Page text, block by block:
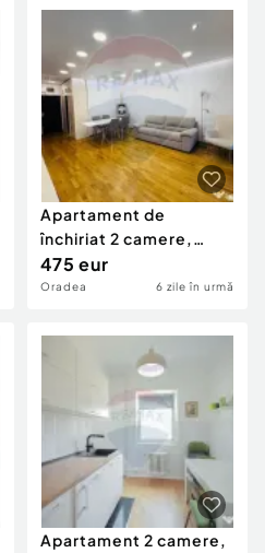
Apartament de
închiriat 2 camere,
Ared/Oradea
475 eur
Oradea 6 zile în urmă
Apartament 2 camere,